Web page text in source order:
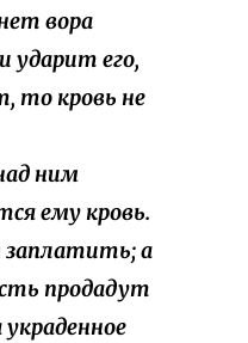
вора
ударит его,
то кровь не
ним
ему кровь.
заплатить; а
продадут
украденное